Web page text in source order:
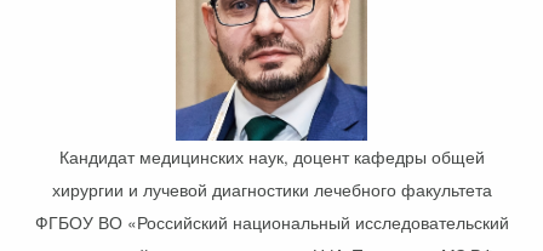
Кандидат медицинских наук, доцент кафедры общей
хирургии и лучевой диагностики лечебного факультета
ФГБОУ ВО «Российский национальный исследовательский